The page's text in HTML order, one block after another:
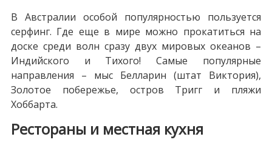
В Австралии особой популярностью пользуется
серфинг. Где еще в мире можно прокатиться на
доске среди волн сразу двух мировых океанов –
Индийского и Тихого! Самые популярные
направления – мыс Белларин (штат Виктория),
Золотое побережье, остров Тригг и пляжи
Хоббарта.
Рестораны и местная кухня